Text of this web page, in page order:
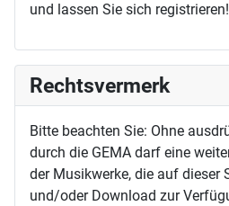
und lassen Sie sich registrieren!
Rechtsvermerk
Bitte beachten Sie: Ohne
durch die GEMA darf eine
der Musikwerke, die auf dieser
und/oder Download zur